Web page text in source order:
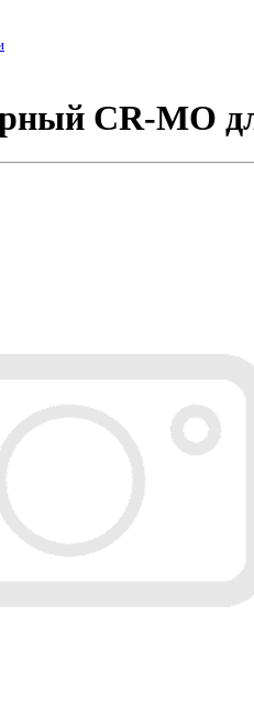
CR-MO